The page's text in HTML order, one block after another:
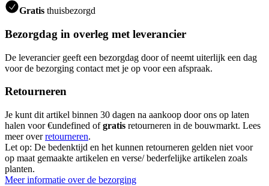
Gratis thuisbezorgd
Bezorgdag in overleg met leverancier
De leverancier geeft een bezorgdag door of neemt uiterlijk een dag
voor de bezorging contact met je op voor een afspraak.
Retourneren
Je kunt dit artikel binnen 30 dagen na aankoop door ons op laten
halen voor €undefined ofgratis retourneren in de bouwmarkt. Lees
meer overretourneren.
Let op: De bedenktijd en het kunnen retourneren gelden niet voor
op maat gemaakte artikelen en verse/ bederfelijke artikelen zoals
planten.
Meer informatie over de bezorging